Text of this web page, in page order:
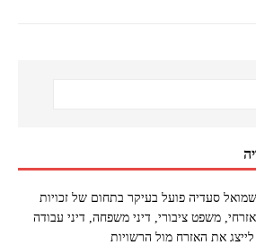
סעדיה פועל בעיקר בתחום של זכויות
משפט ציבורי, דיני משפחה, דיני עבודה
את האזרח מול הרשויות